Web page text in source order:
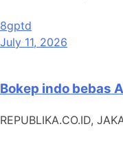
8gptd
July 11, 2026
Bokep indo bebas
REPUBLIKA.CO.ID,